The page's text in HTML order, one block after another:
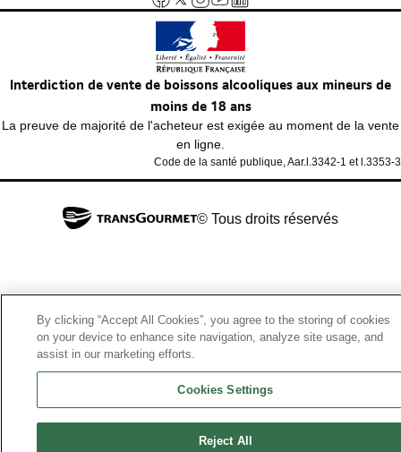
Interdiction de vente de boissons alcooliques aux mineurs de
moins de 18 ans
La preuve de majorité de l'acheteur est exigée au moment de la vente
en ligne.
Code de la santé publique, Aar.l.3342-1 et l.3353-3
© Tous droits réservés
By clicking “Accept All Cookies”, you agree to the storing of cookies
on your device to enhance site navigation, analyze site usage, and
assist in our marketing efforts.
Cookies Settings
Reject All